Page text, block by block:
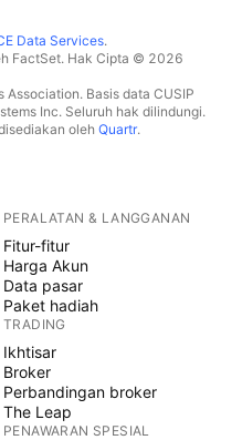
Data Services.
FactSet. Hak Cipta © 2026
Basis data CUSIP
Inc. Seluruh hak dilindungi.
oleh Quartr.
PERALATAN & LANGGANAN
Fitur-fitur
Harga Akun
Data pasar
Paket hadiah
TRADING
Ikhtisar
Broker
Perbandingan broker
The Leap
PENAWARAN SPESIAL